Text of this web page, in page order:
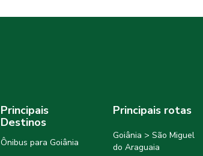
Principais
Destinos
Ônibus para Goiânia
Principais rotas
Goiânia > São Miguel
do Araguaia